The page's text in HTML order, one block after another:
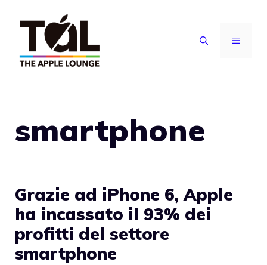
contenuto
MENU
smartphone
Grazie ad iPhone 6, Apple
ha incassato il 93% dei
profitti del settore
smartphone